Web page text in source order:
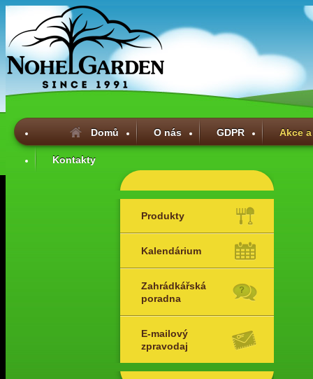
Domů O nás GDPR Akce
Kontakty
Produkty
Kalendárium
Zahrádkářská
poradna
E-mailový
zpravodaj